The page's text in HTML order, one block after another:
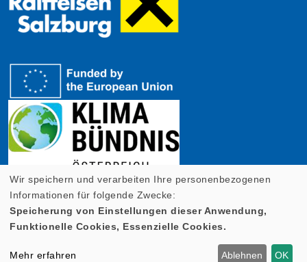
Cookie Einstellungen
Wir speichern und verarbeiten Ihre personenbezogenen
Informationen für folgende Zwecke:
Speicherung von Einstellungen dieser Anwendung,
Funktionelle Cookies, Essenzielle Cookies.
Mehr erfahren Ablehnen OK